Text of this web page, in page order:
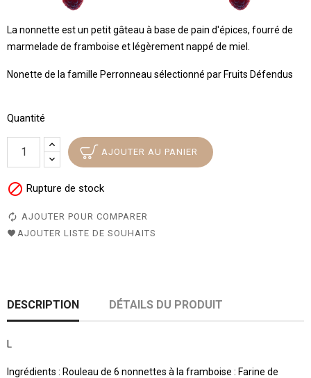
La nonnette est un petit gâteau à base de pain d'épices, fourré de
marmelade de framboise et légèrement nappé de miel.
Nonette de la famille Perronneau sélectionné par Fruits Défendus
Quantité
AJOUTER AU PANIER
 Rupture de stock
AJOUTER POUR COMPARER
AJOUTER LISTE DE SOUHAITS
DESCRIPTION DÉTAILS DU PRODUIT
L
Ingrédients : Rouleau de 6 nonnettes à la framboise : Farine de